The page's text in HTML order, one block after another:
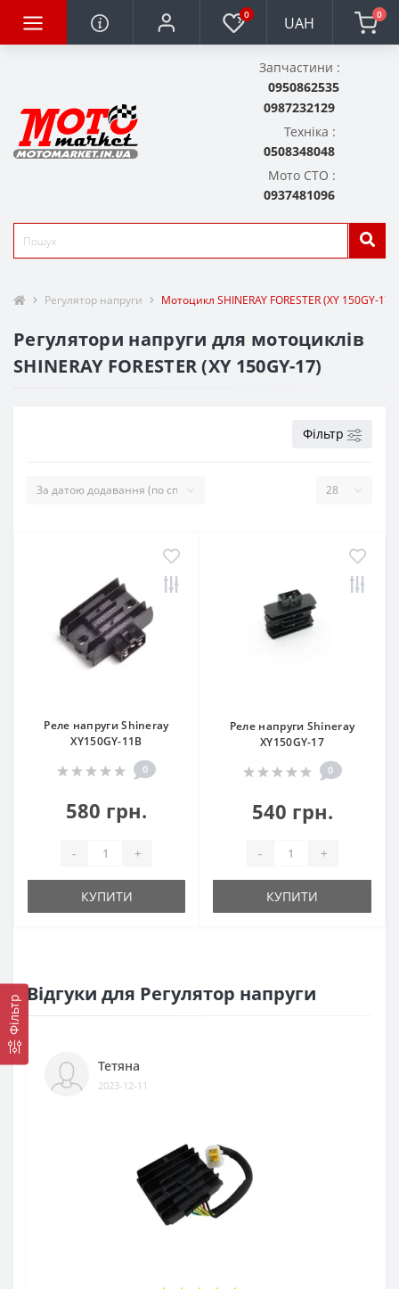
0 UAH 0
Запчастини :
0950862535
0987232129
Техніка :
0508348048
Мото СТО :
0937481096
Регулятор напруги Мотоцикл SHINERAY FORESTER (XY 150GY-17)
Регулятори напруги для мотоциклів
SHINERAY FORESTER (XY 150GY-17)
Фільтр
Фільтр
Реле напруги Shineray
XY150GY-11B
0
580 грн.
- +
КУПИТИ
Реле напруги Shineray
XY150GY-17
0
540 грн.
- +
КУПИТИ
Відгуки для Регулятор напруги
Тетяна
2023-12-11